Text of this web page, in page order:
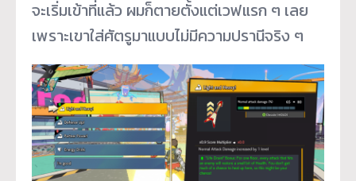
จะเริ่มเข้าที่แล้ว ผมก็ตายตั้งแต่เวฟแรก ๆ เลย
เพราะเขาใส่ศัตรูมาแบบไม่มีความปรานีจริง ๆ